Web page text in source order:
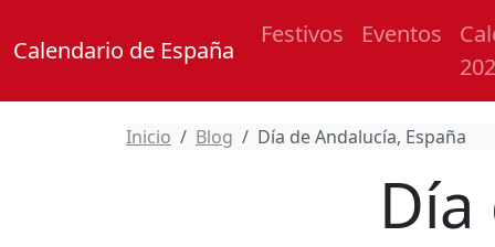
Calendario de España
Festivos Eventos
Inicio Blog Día de Andalucía, España